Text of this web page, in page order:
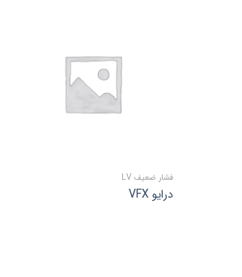
فشار ضعیف LV
درایو VFX